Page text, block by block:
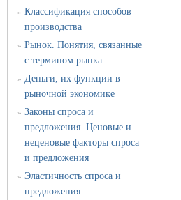
» Классификация способов
производства
» Рынок. Понятия, связанные
с термином рынка
» Деньги, их функции в
рыночной экономике
» Законы спроса и
предложения. Ценовые и
неценовые факторы спроса
и предложения
» Эластичность спроса и
предложения